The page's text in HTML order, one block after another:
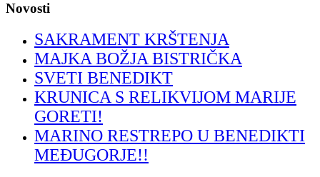
Novosti
SAKRAMENT KRŠTENJA
MAJKA BOŽJA BISTRIČKA
SVETI BENEDIKT
KRUNICA S RELIKVIJOM MARIJE
GORETI!
MARINO RESTREPO U BENEDIKTI
MEĐUGORJE!!